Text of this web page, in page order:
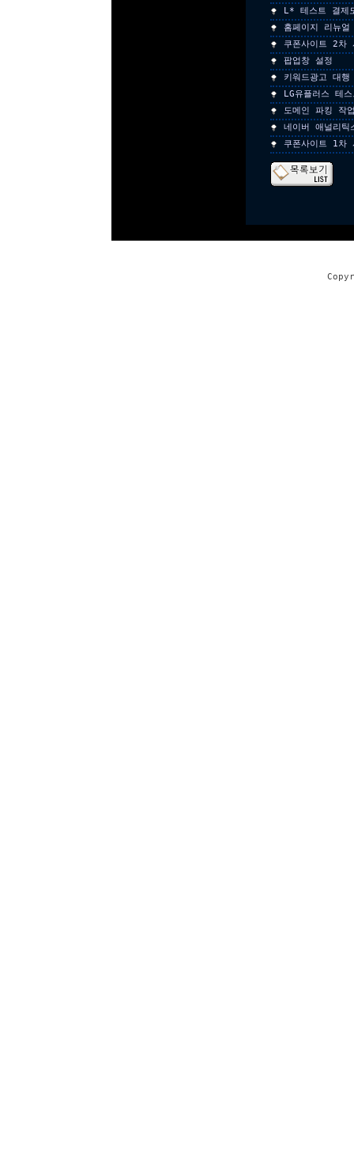
L* 테스트 결제
홈페이지 리뉴
쿠폰사이트 2차
팝업창 설정
키워드광고 대행
LG유플러스 테
도메인 파킹 작
네이버 애널리틱
쿠폰사이트 1차